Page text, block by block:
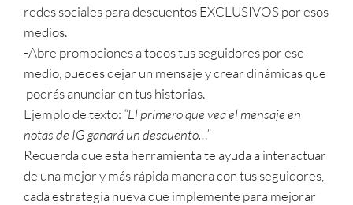
redes sociales para descuentos EXCLUSIVOS por esos
medios.
-Abre promociones a todos tus seguidores por ese
medio, puedes dejar un mensaje y crear dinámicas que
podrás anunciar en tus historias.
Ejemplo de texto: “El primero que vea el mensaje en
notas de IG ganará un descuento…”
Recuerda que esta herramienta te ayuda a interactuar
de una mejor y más rápida manera con tus seguidores,
cada estrategia nueva que implemente para mejorar